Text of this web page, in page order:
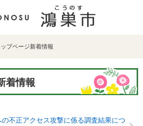
ップページ新着情報
着情報
不正アクセス攻撃に係る調査結果につ